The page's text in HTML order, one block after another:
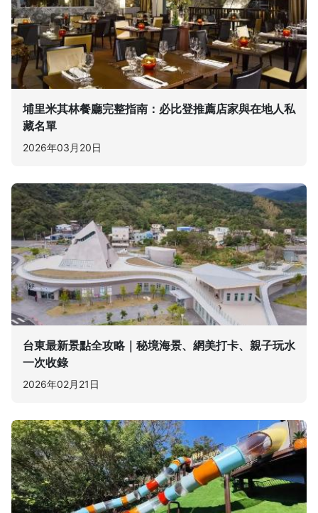
埔里米其林餐廳完整指南：必比登推薦店家與在地人私
藏名單
2026年03月20日
台東最新景點全攻略｜秘境海景、網美打卡、親子玩水
一次收錄
2026年02月21日